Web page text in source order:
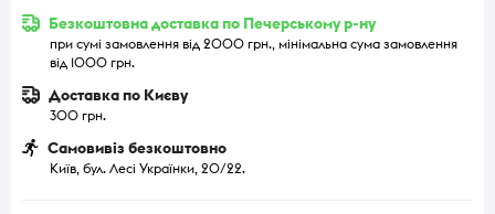
Безкоштовна доставка по Печерському р-ну
при сумі замовлення від 2000 грн., мінімальна сума замовлення
від 1000 грн.
Доставка по Києву
300 грн.
Самовивіз безкоштовно
Київ, бул. Лесі Українки, 20/22.